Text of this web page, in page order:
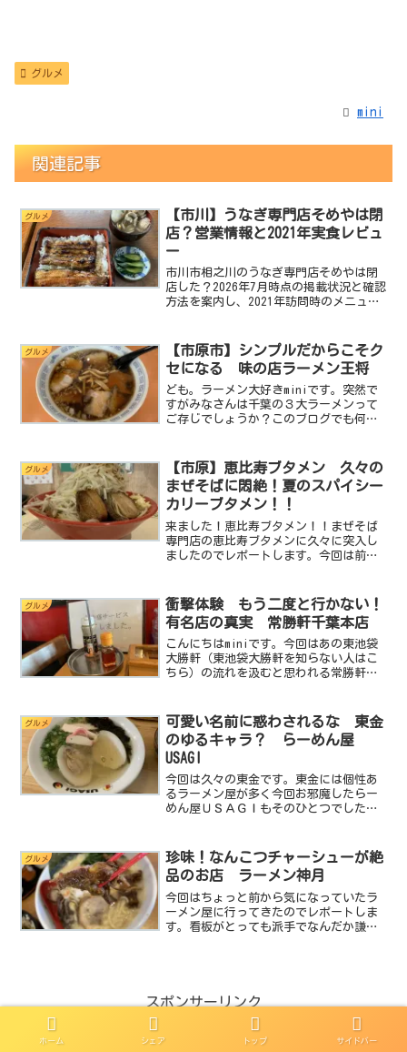
グルメ
mini
関連記事
グルメ
【市川】うなぎ専門店そめやは閉
店？営業情報と2021年実食レビュ
ー
市川市相之川のうなぎ専門店そめやは閉
店した？2026年7月時点の掲載状況と確認
方法を案内し、2021年訪問時のメニュー
グルメ
【市原市】シンプルだからこそク
セになる 味の店ラーメン王将
ども。ラーメン大好きminiです。突然で
すがみなさんは千葉の３大ラーメンって
ご存じでしょうか？このブログでも何度
と、勝浦地方で海女さんの体温調節の為
に考案された「勝浦タ...
グルメ
【市原】恵比寿ブタメン 久々の
まぜそばに悶絶！夏のスパイシー
カリーブタメン！！
来ました！恵比寿ブタメン！！まぜそば
専門店の恵比寿ブタメンに久々に突入し
ましたのでレポートします。今回は前回
タメンにお邪魔しました。またまたエス
ニックなまぜそばをいただ...
グルメ
衝撃体験 もう二度と行かない！
有名店の真実 常勝軒千葉本店
こんにちはminiです。今回はあの東池袋
大勝軒（東池袋大勝軒を知らない人はこ
ちら）の流れを汲むと思われる常勝軒千
飽くまでminiの主観に基づくブログです
が、実際に体験し...
グルメ
可愛い名前に惑わされるな 東金
のゆるキャラ？ らーめん屋
USAGI
今回は久々の東金です。東金には個性あ
るラーメン屋が多く今回お邪魔したらー
めん屋ＵＳＡＧＩもそのひとつでした。
ーメンでしたので是非最後までお付き合
いください。それで...
グルメ
珍味！なんこつチャーシューが絶
品のお店 ラーメン神月
今回はちょっと前から気になっていたラ
ーメン屋に行ってきたのでレポートしま
す。看板がとっても派手でなんだか謙遜
スポンサーリンク
ホーム シェア トップ サイドバー